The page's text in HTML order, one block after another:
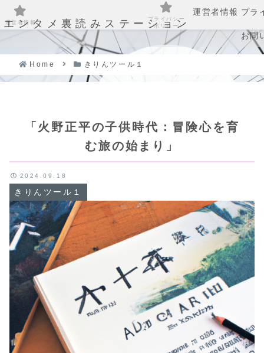
エンタメ裏読みステーション
運営者情報 プラ
お問
Home きりんツール１
「火野正平の子供時代：冒険心を育
む旅の始まり」
きりんツール１
2024.09.18
運営者情報
プライバシー
ポリシー